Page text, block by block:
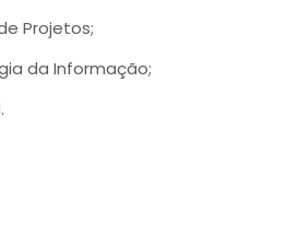
Projetos;
da Informação;